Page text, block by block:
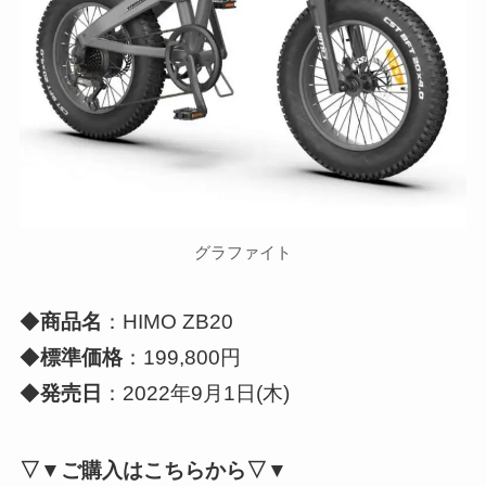
グラファイト
◆商品名 ：HIMO ZB20
◆標準価格：199,800円
◆発売日 ：2022年9月1日(木)
▽▼ご購入はこちらから▽▼